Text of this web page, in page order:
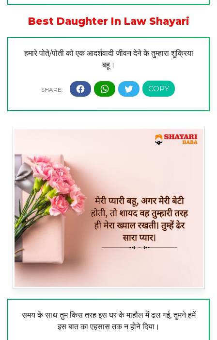
Best Daughter In Law Shayari
हमारे पोते/पोती को एक आदर्शवादी जीवन देने के तुम्हारा शुक्रिया
बहू।
समय के साथ तुम किस तरह इस घर के माहौल में ढल गई, तुमने हमें
इस बात का एहसास तक न होने दिया।